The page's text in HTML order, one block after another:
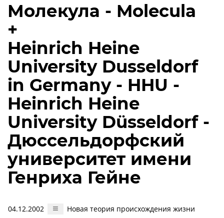
Молекула - Molecula
+
Heinrich Heine
University Dusseldorf
in Germany - HHU -
Heinrich Heine
University Düsseldorf -
Дюссельдорфский
университет имени
Генриха Гейне
04.12.2002
Новая теория происхождения жизни